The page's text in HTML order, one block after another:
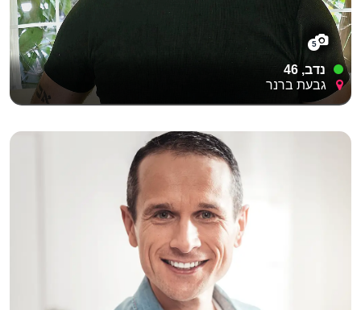
5
נדב, 46
גבעת ברנר